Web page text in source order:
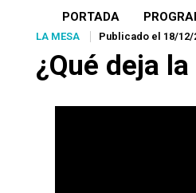
PORTADA
LA MESA Publicado el 18/12/
¿Qué deja